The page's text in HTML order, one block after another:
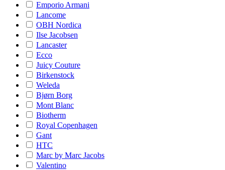
Emporio Armani
Lancome
OBH Nordica
Ilse Jacobsen
Lancaster
Ecco
Juicy Couture
Birkenstock
Weleda
Bjørn Borg
Mont Blanc
Biotherm
Royal Copenhagen
Gant
HTC
Marc by Marc Jacobs
Valentino